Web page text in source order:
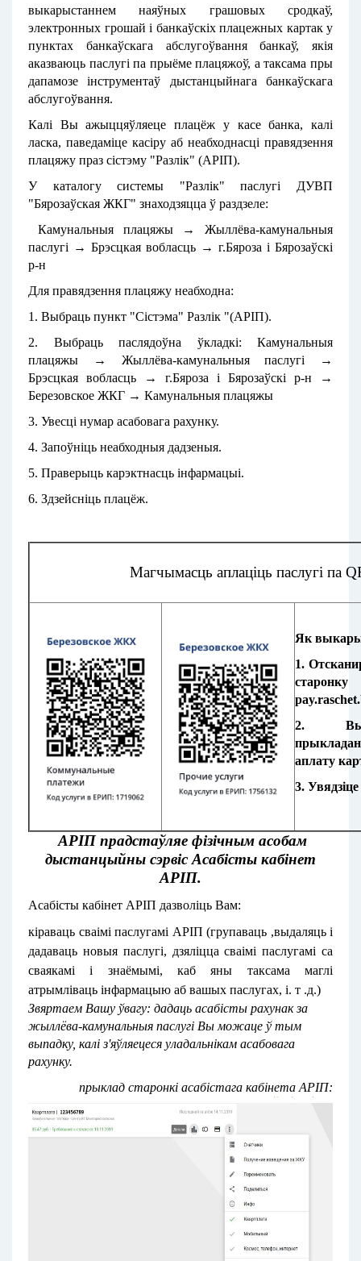
выкарыстаннем наяўных грашовых сродкаў,
электронных грошай і банкаўскіх плацежных картак у
пунктах банкаўскага абслугоўвання банкаў, якія
аказваюць паслугі па прыёме плацяжоў, а таксама пры
дапамозе інструментаў дыстанцыйнага банкаўскага
абслугоўвання.
Калі Вы ажыццяўляеце плацёж у касе банка, калі
ласка, паведаміце касіру аб неабходнасці правядзення
плацяжу праз сістэму "Разлік" (АРІП).
У каталогу сиcтемы "Разлік" паслугі ДУВП
"Бярозаўская ЖКГ" знаходзяцца ў раздзеле:
Камунальныя плацяжы → Жыллёва-камунальныя
паслугі → Брэсцкая вобласць → г.Бяроза і Бярозаўскі
р-н
Для правядзення плацяжу неабходна:
1. Выбраць пункт "Сістэма" Разлік "(АРІП).
2. Выбраць паслядоўна ўкладкі: Камунальныя
плацяжы → Жыллёва-камунальныя паслугі →
Брэсцкая вобласць → г.Бяроза і Бярозаўскі р-н →
Березовское ЖКГ → Камунальныя плацяжы
3. Увесці нумар асабовага рахунку.
4. Запоўніць неабходныя дадзеныя.
5. Праверыць карэктнасць інфармацыі.
6. Здзейсніць плацёж.
Магчымасць аплаціць паслугі па
Як
1.
старонку
2.
аплату
3. Увядзіце
АРІП прадстаўляе фізічным асобам
дыстанцыйны сэрвіс Асабісты кабінет
АРІП.
Асабісты кабінет АРІП дазволіць Вам:
кіраваць сваімі паслугамі АРІП (групаваць ,выдаляць і
дадаваць новыя паслугі, дзяліцца сваімі паслугамі са
сваякамі і знаёмымі, каб яны таксама маглі
атрымліваць інфармацыю аб вашых паслугах, і. т .д.)
Звяртаем Вашу ўвагу: дадаць асабісты рахунак за
жыллёва-камунальныя паслугі Вы можаце ў тым
выпадку, калі з'яўляецеся уладальнікам асабовага
рахунку.
прыклад старонкі асабістага кабінета АРІП: